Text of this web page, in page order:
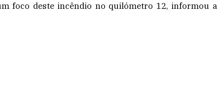
foco deste incêndio no quilómetro 12, informou a